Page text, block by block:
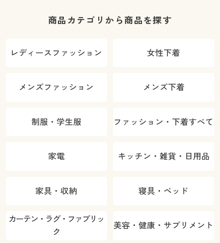
商品カテゴリから商品を探す
レディースファッション 女性下着
メンズファッション メンズ下着
制服・学生服 ファッション・下着すべて
家電 キッチン・雑貨・日用品
家具・収納 寝具・ベッド
カーテン・ラグ・ファブリッ
ク
美容・健康・サプリメント